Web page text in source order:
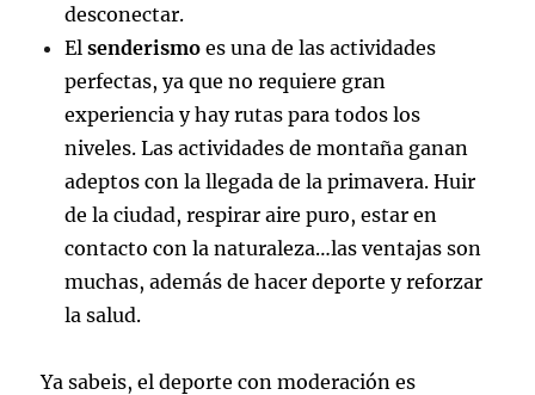
desconectar.
El senderismo es una de las actividades
perfectas, ya que no requiere gran
experiencia y hay rutas para todos los
niveles. Las actividades de montaña ganan
adeptos con la llegada de la primavera. Huir
de la ciudad, respirar aire puro, estar en
contacto con la naturaleza…las ventajas son
muchas, además de hacer deporte y reforzar
la salud.
Ya sabeis, el deporte con moderación es